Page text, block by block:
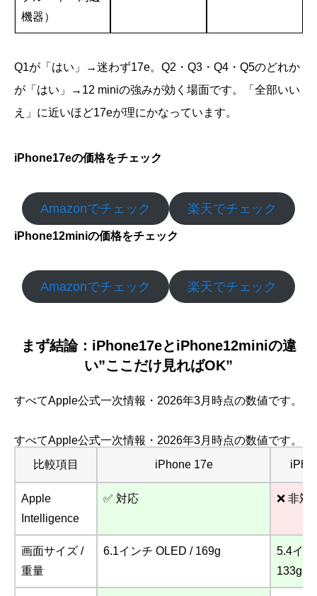
機器）
Q1が「はい」→迷わず17e。Q2・Q3・Q4・Q5のどれか
が「はい」→12 miniの強みが効く場面です。「全部いい
え」に近いほど17eが理にかなっています。
iPhone17eの価格をチェック
Amazonでチェック 楽天でチェック
iPhone12miniの価格をチェック
Amazonでチェック 楽天でチェック
まず結論：iPhone17eとiPhone12miniの違
い”ここだけ見ればOK”
すべてApple公式一次情報・2026年3月時点の数値です。
すべてApple公式一次情報・2026年3月時点の数値です。
比較項目
iPhone 17e
Apple
Intelligence
✅ 対応 ❌ 非対
画面サイズ /
重量
6.1インチ OLED / 169g
5.4イ
133g